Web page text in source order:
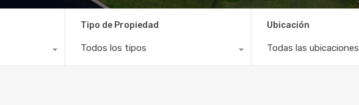
Tipo de Propiedad
Todos los tipos
Ubicación
Todas las ubicaciones